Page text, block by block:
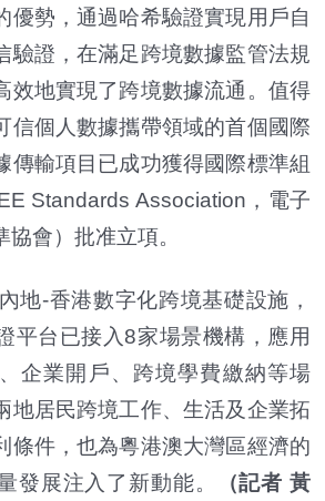
優勢，通過哈希驗證實現用戶自
驗證，在滿足跨境數據監管法規
效地實現了跨境數據流通。值得
信個人數據攜帶領域的首個國際
傳輸項目已成功獲得國際標準組
Standards Association，電子
會）批准立項。
地-香港數字化跨境基礎設施，
平台已接入8家場景機構，應用
企業開戶、跨境學費繳納等場
地居民跨境工作、生活及企業拓
條件，也為粵港澳大灣區經濟的
發展注入了新動能。
（記者 黃